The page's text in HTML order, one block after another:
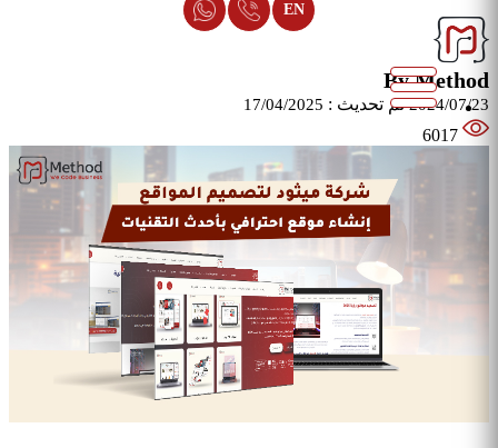
EN
By Method
2024/07/23 تم تحديث : 17/04/2025
6017